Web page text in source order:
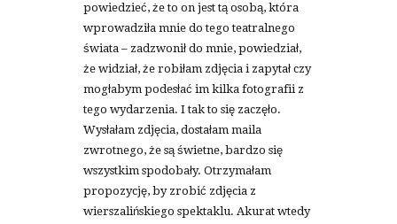
powiedzieć, że to on jest tą osobą, która
wprowadziła mnie do tego teatralnego
świata – zadzwonił do mnie, powiedział,
że widział, że robiłam zdjęcia i zapytał czy
mogłabym podesłać im kilka fotografii z
tego wydarzenia. I tak to się zaczęło.
Wysłałam zdjęcia, dostałam maila
zwrotnego, że są świetne, bardzo się
wszystkim spodobały. Otrzymałam
propozycję, by zrobić zdjęcia z
wierszalińskiego spektaklu. Akurat wtedy